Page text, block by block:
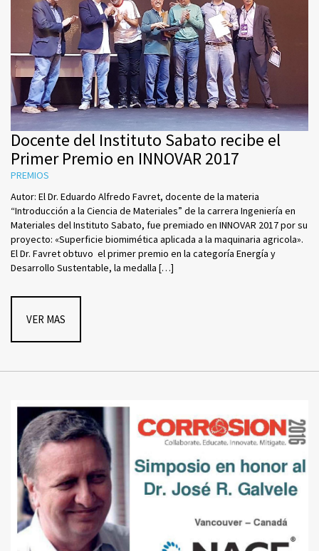
Docente del Instituto Sabato recibe el
Primer Premio en INNOVAR 2017
PREMIOS
Autor: El Dr. Eduardo Alfredo Favret, docente de la materia
“Introducción a la Ciencia de Materiales” de la carrera Ingeniería en
Materiales del Instituto Sabato, fue premiado en INNOVAR 2017 por su
proyecto: «Superficie biomimética aplicada a la maquinaria agricola».
El Dr. Favret obtuvo el primer premio en la categoría Energía y
Desarrollo Sustentable, la medalla […]
VER MAS